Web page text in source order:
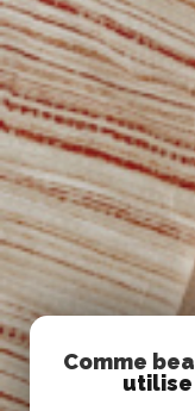
Comme
utilise